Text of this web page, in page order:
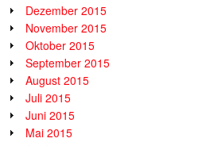
Dezember 2015
November 2015
Oktober 2015
September 2015
August 2015
Juli 2015
Juni 2015
Mai 2015